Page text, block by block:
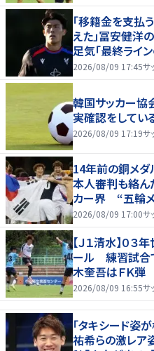
「移籍金を支払
えた」冨安健洋
足気「最終ライ
柔軟性を備えて
2026/08/09 17:45サ
韓国サッカー協
実確認をしてい
2026/08/09 17:19サ
14年前の銅メ
本人審判も絡ん
カー界 “五輪メ
舞われる」
2026/08/09 17:00サ
【Ｊ１清水】０
ール 練習試合
木奎吾はＦＫ
場停止
2026/08/09 16:55サ
「タキシード姿
祐希らの激レ